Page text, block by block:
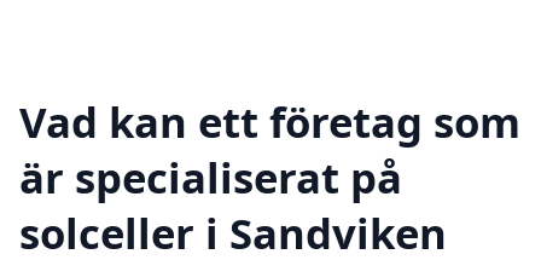
Vad kan ett företag som
är specialiserat på
solceller i Sandviken